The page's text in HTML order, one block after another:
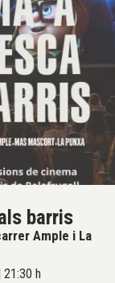
barris
Ample i La
21:30 h